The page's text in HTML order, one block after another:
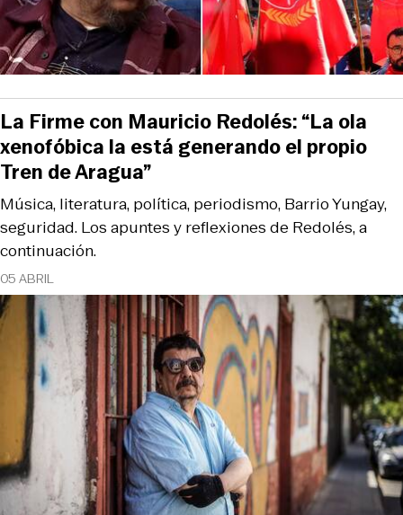
05 ABRIL
Música, literatura, política, periodismo, Barrio Yungay,
seguridad. Los apuntes y reflexiones de Redolés, a
continuación.
La Firme con Mauricio Redolés: “La ola
xenofóbica la está generando el propio
Tren de Aragua”